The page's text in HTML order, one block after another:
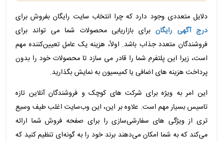
دلایل متعددی وجود دارد که چرا انتخاب سایت رایگان بفروش برای
درج آگهی رایگانبرای بازاریابی محصولات شما می تواند برای
فروشندگان متعدد جذاب باشد. اولاً، هزینه یک عامل تعیین‌کننده مهم
است، زیرا این پلتفرم‌ شما را قادر می ‌سازد تا محصولات خود را بدون
پرداخت هزینه ‌های اضافی یا کمیسیون به نمایش بگذارید.
این امر به ویژه برای شرکت های کوچک و فروشندگان آنلاین تازه
تاسیس بسیار مهم است. علاوه بر این، این وب‌سایت‌ اغلب طیف وسیع
‌تری از ویژگی‌ های سفارشی‌سازی را برای صفحه فروش شما ارائه
می‌کند که به شما امکان می‌دهند برند خود را به گونه‌ای تنظیم کنید که